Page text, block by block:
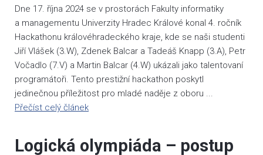
Dne 17. října 2024 se v prostorách Fakulty informatiky
a managementu Univerzity Hradec Králové konal 4. ročník
Hackathonu královéhradeckého kraje, kde se naši studenti
Jiří Vlášek (3.W), Zdenek Balcar a Tadeáš Knapp (3.A), Petr
Vočadlo (7.V) a Martin Balcar (4.W) ukázali jako talentovaní
programátoři. Tento prestižní hackathon poskytl
jedinečnou příležitost pro mladé naděje z oboru ...
Přečíst celý článek
Logická olympiáda – postup